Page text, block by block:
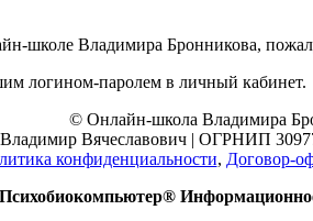
школе Владимира Бронникова,
логином-паролем в личный кабинет.
© Онлайн-школа Владимира
Вячеславович | ОГРНИП
конфиденциальности, Договор-